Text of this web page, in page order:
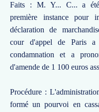
Faits : M. Y... C... a été
première instance pour
déclaration de
cour d'appel de Paris a
condamnation et a
d'amende de 1 100 euros
Procédure :
formé un pourvoi en